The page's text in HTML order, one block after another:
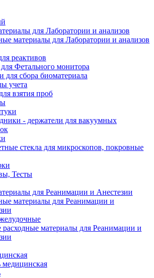
для Лаборатории и анализов
материалы для Лаборатории и анализов
реактивов
Фетального монитора
для сбора биоматериала
учета
взятия проб
- держатели для вакуумных
стекла для микроскопов, покровные
Тесты
для Реанимации и Анестезии
материалы для Реанимации и
материалы для Реанимации и
медицинская